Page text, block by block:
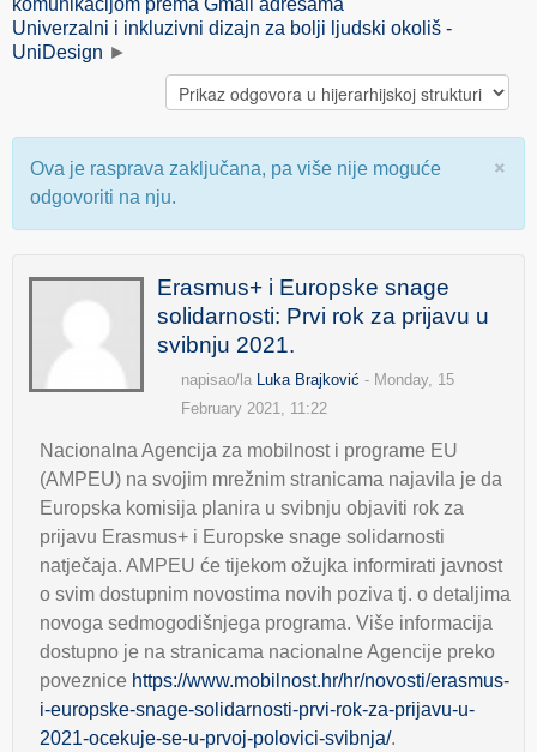
komunikacijom prema Gmail adresama
Univerzalni i inkluzivni dizajn za bolji ljudski okoliš -
UniDesign
×
Ova je rasprava zaključana, pa više nije moguće
odgovoriti na nju.
Erasmus+ i Europske snage
solidarnosti: Prvi rok za prijavu u
svibnju 2021.
napisao/la Luka Brajković - Monday, 15
February 2021, 11:22
Nacionalna Agencija za mobilnost i programe EU
(AMPEU) na svojim mrežnim stranicama najavila je da
Europska komisija planira u svibnju objaviti rok za
prijavu Erasmus+ i Europske snage solidarnosti
natječaja. AMPEU će tijekom ožujka informirati javnost
o svim dostupnim novostima novih poziva tj. o detaljima
novoga sedmogodišnjega programa. Više informacija
dostupno je na stranicama nacionalne Agencije preko
poveznice https://www.mobilnost.hr/hr/novosti/erasmus-
i-europske-snage-solidarnosti-prvi-rok-za-prijavu-u-
2021-ocekuje-se-u-prvoj-polovici-svibnja/.